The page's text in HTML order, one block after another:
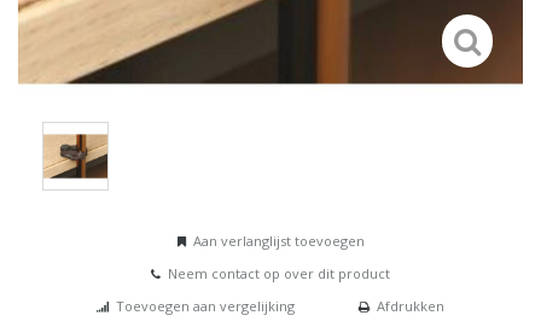
Aan verlanglijst toevoegen
Neem contact op over dit product
Toevoegen aan vergelijking
Afdrukken